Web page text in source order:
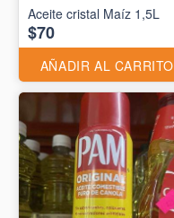
Aceite cristal Maíz 1,5L
$70
AÑADIR AL CARRITO